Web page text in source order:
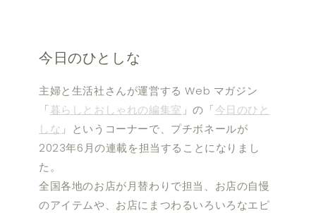
今日のひとしな
主婦と生活社さんが運営する Web マガジン
「暮らしとおしゃれの編集室 」の「今日のひと
しな 」というコーナーで、プチボネールが
2023年6月の連載を担当することになりまし
た。
全国各地のお店が月替わりで担当、お店の自慢
のアイテムや、お店にまつわるいろいろなエピ